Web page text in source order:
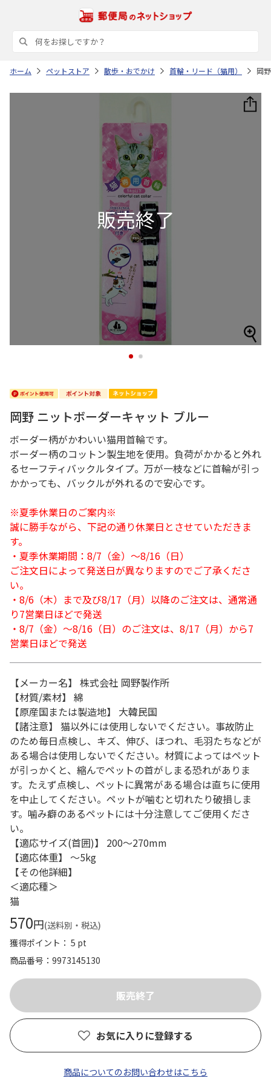
ホーム ペットストア 散歩・おでかけ 首輪・リード（猫用） 岡
1 2
岡野 ニットボーダーキャット ブルー
ボーダー柄がかわいい猫用首輪です。
ボーダー柄のコットン製生地を使用。負荷がかかると外れ
るセーフティバックルタイプ。万が一枝などに首輪が引っ
かかっても、バックルが外れるので安心です。
※夏季休業日のご案内※
誠に勝手ながら、下記の通り休業日とさせていただきま
す。
・夏季休業期間：8/7（金）～8/16（日）
ご注文日によって発送日が異なりますのでご了承くださ
い。
・8/6（木）まで及び8/17（月）以降のご注文は、通常通
り7営業日ほどで発送
・8/7（金）～8/16（日）のご注文は、8/17（月）から7
営業日ほどで発送
【メーカー名】 株式会社 岡野製作所
【材質/素材】 綿
【原産国または製造地】 大韓民国
【諸注意】 猫以外には使用しないでください。事故防止
のため毎日点検し、キズ、伸び、ほつれ、毛羽たちなどが
ある場合は使用しないでください。材質によってはペット
が引っかくと、縮んでペットの首がしまる恐れがありま
す。たえず点検し、ペットに異常がある場合は直ちに使用
を中止してください。ペットが噛むと切れたり破損しま
す。噛み癖のあるペットには十分注意してご使用くださ
い。
【適応サイズ(首囲)】 200～270mm
【適応体重】 ～5kg
【その他詳細】
＜適応種＞
猫
570円(送料別・税込)
獲得ポイント： 5 pt
商品番号
9973145130
お気に入りに登録する
商品についてのお問い合わせはこちら